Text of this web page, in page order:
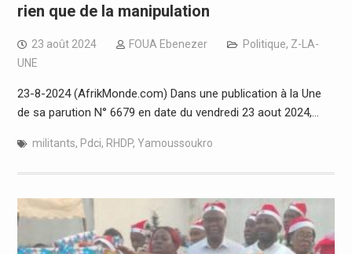
rien que de la manipulation
23 août 2024 FOUA Ebenezer Politique, Z-LA-
UNE
23-8-2024 (AfrikMonde.com) Dans une publication à la Une
de sa parution N° 6679 en date du vendredi 23 aout 2024,…
militants, Pdci, RHDP, Yamoussoukro